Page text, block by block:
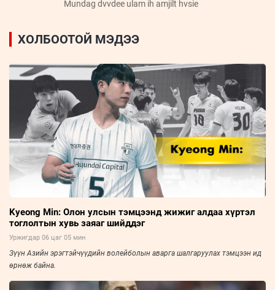
Mundag dvvdee ulam ih amjilt hvsie
ХОЛБООТОЙ МЭДЭЭ
Kyeong Min: Олон улсын тэмцээнд жижиг алдаа хүртэл
тоглолтын хувь заяаг шийддэг
Уржигдар 06 цаг 05 мин
Зүүн Азийн эрэгтэйчүүдийн волейболын аварга шалгаруулах тэмцээн ид
өрнөж байна.